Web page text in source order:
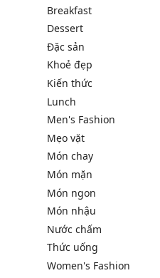
Breakfast
Dessert
Đặc sản
Khoẻ đẹp
Kiến thức
Lunch
Men's Fashion
Mẹo vặt
Món chay
Món mặn
Món ngon
Món nhậu
Nước chấm
Thức uống
Women's Fashion